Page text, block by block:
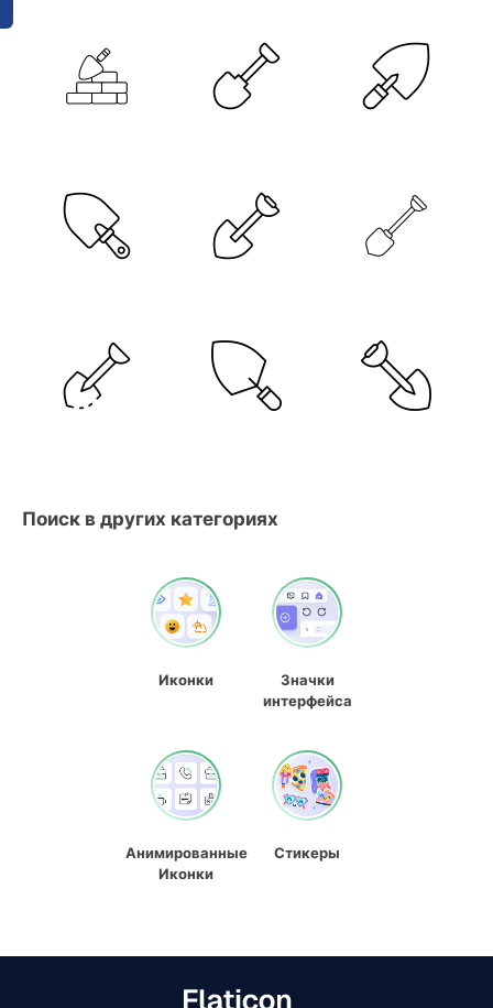
Поиск в других категориях
Иконки
Значки
интерфейса
Анимированные
Иконки
Стикеры